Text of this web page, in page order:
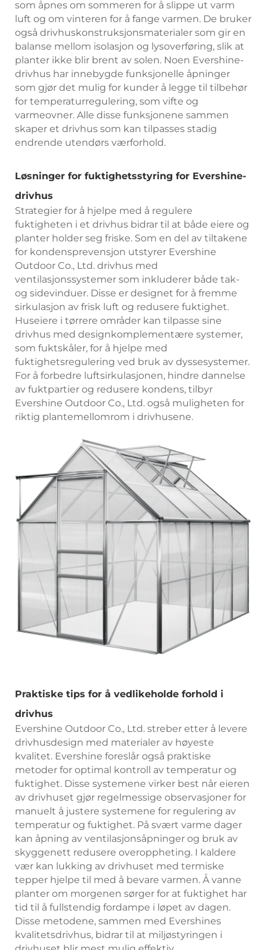
som åpnes om sommeren for å slippe ut varm
luft og om vinteren for å fange varmen. De bruker
også drivhuskonstruksjonsmaterialer som gir en
balanse mellom isolasjon og lysoverføring, slik at
planter ikke blir brent av solen. Noen Evershine-
drivhus har innebygde funksjonelle åpninger
som gjør det mulig for kunder å legge til tilbehør
for temperaturregulering, som vifte og
varmeovner. Alle disse funksjonene sammen
skaper et drivhus som kan tilpasses stadig
endrende utendørs værforhold.
Løsninger for fuktighetsstyring for Evershine-
drivhus
Strategier for å hjelpe med å regulere
fuktigheten i et drivhus bidrar til at både eiere og
planter holder seg friske. Som en del av tiltakene
for kondensprevensjon utstyrer Evershine
Outdoor Co., Ltd. drivhus med
ventilasjonssystemer som inkluderer både tak-
og sidevinduer. Disse er designet for å fremme
sirkulasjon av frisk luft og redusere fuktighet.
Huseiere i tørrere områder kan tilpasse sine
drivhus med designkomplementære systemer,
som fuktskåler, for å hjelpe med
fuktighetsregulering ved bruk av dyssesystemer.
For å forbedre luftsirkulasjonen, hindre dannelse
av fuktpartier og redusere kondens, tilbyr
Evershine Outdoor Co., Ltd. også muligheten for
riktig plantemellomrom i drivhusene.
Praktiske tips for å vedlikeholde forhold i
drivhus
Evershine Outdoor Co., Ltd. streber etter å levere
drivhusdesign med materialer av høyeste
kvalitet. Evershine foreslår også praktiske
metoder for optimal kontroll av temperatur og
fuktighet. Disse systemene virker best når eieren
av drivhuset gjør regelmessige observasjoner for
manuelt å justere systemene for regulering av
temperatur og fuktighet. På svært varme dager
kan åpning av ventilasjonsåpninger og bruk av
skyggenett redusere overoppheting. I kaldere
vær kan lukking av drivhuset med termiske
tepper hjelpe til med å bevare varmen. Å vanne
planter om morgenen sørger for at fuktighet har
tid til å fullstendig fordampe i løpet av dagen.
Disse metodene, sammen med Evershines
kvalitetsdrivhus, bidrar til at miljøstyringen i